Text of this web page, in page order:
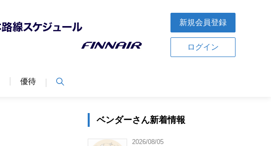
新規会員登録
ログイン
優待
ベンダーさん新着情報
2026/08/05